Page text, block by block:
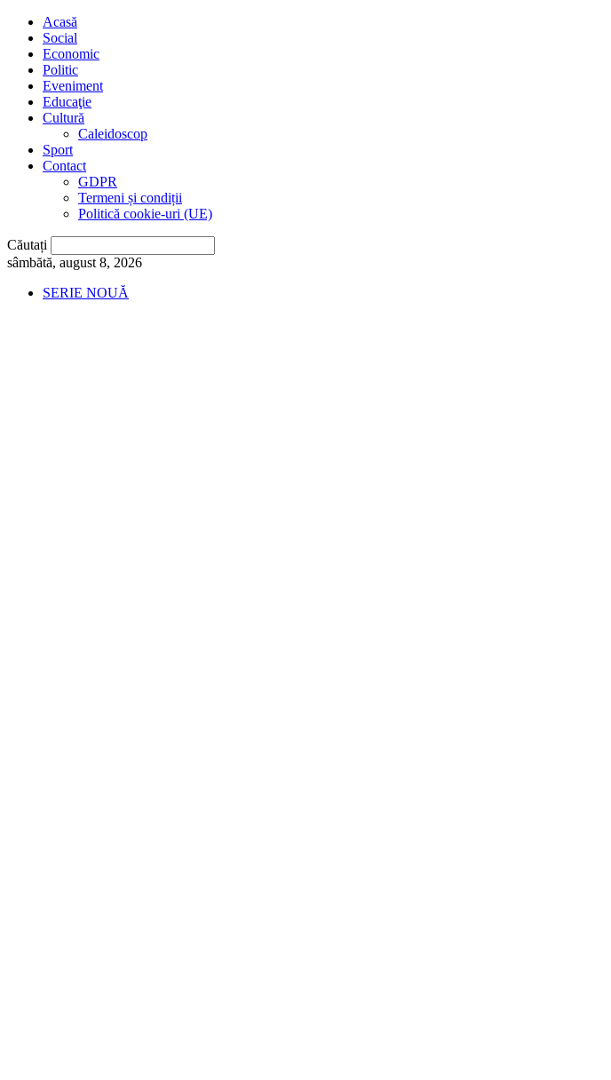
Acasă
Social
Economic
Politic
Eveniment
Educaţie
Cultură
Caleidoscop
Sport
Contact
GDPR
Termeni și condiții
Politică cookie-uri (UE)
Căutați
sâmbătă, august 8, 2026
SERIE NOUĂ